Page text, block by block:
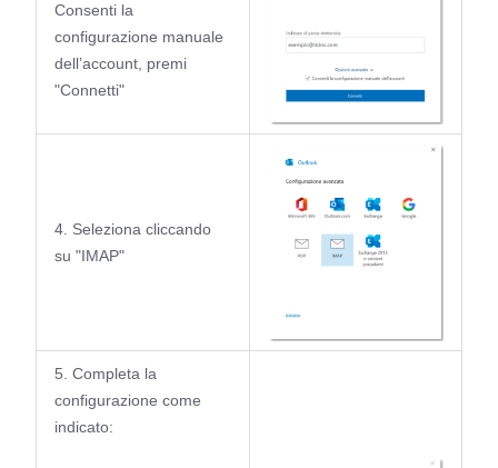
Consenti la
configurazione manuale
dell’account, premi
"Connetti"
4. Seleziona cliccando
su "IMAP"
5. Completa la
configurazione come
indicato: